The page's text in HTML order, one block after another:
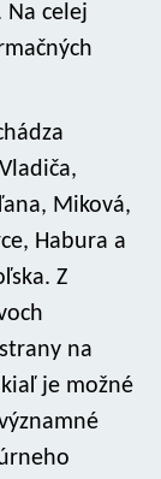
celej
Miková,
Habura a
Z
na
je možné